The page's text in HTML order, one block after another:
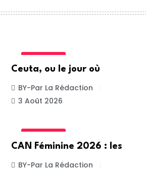
Ceuta, ou le jour où
BY-Par La Rédaction
3 Août 2026
CAN Féminine 2026 : les
BY-Par La Rédaction